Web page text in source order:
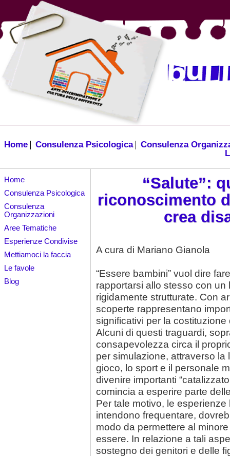
Home Consulenza Psicologica
Consulenza
Home
Consulenza Psicologica
Consulenza
Organizzazioni
Aree Tematiche
Esperienze Condivise
Mettiamoci la faccia
Le favole
Blog
“Salute”:
riconoscimento
crea
A cura di Mariano Gianola
“Essere bambini” vuol dire
rapportarsi allo stesso con
rigidamente strutturate. Con
scoperte rappresentano
significativi per la
Alcuni di questi traguardi,
consapevolezza circa il
per simulazione, attraverso
gioco, lo sport e il personale
divenire importanti
comincia a esperire parte
Per tale motivo, le
intendono frequentare,
modo da permettere al
essere. In relazione a tali
sostegno dei genitori e delle